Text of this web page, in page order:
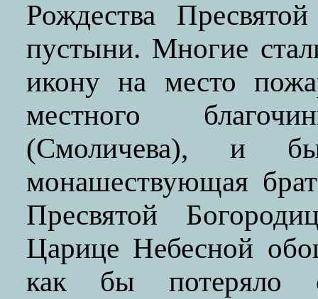
Рождества
пустыни. Многие
икону на место
местного
(Смоличева), и
монашествующая
Пресвятой
Царице Небесной
как бы потеряло